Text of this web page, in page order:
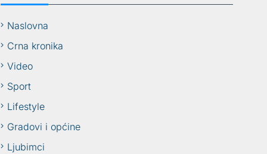
Naslovna
Crna kronika
Video
Sport
Lifestyle
Gradovi i općine
Ljubimci